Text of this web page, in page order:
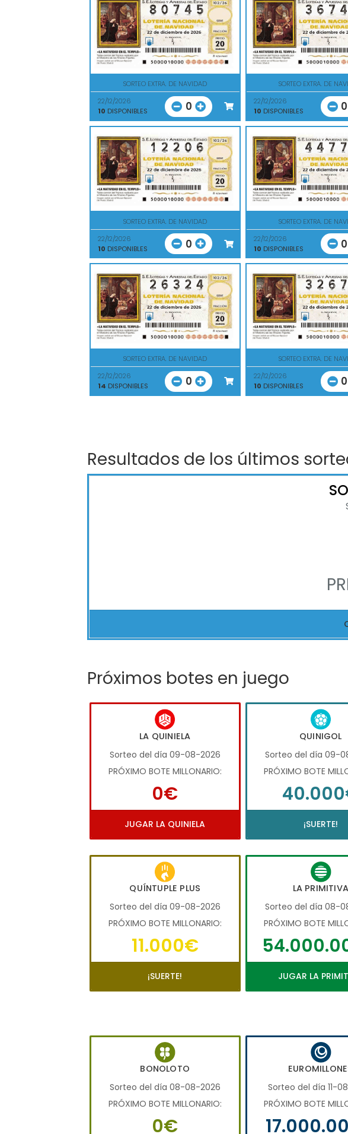
SORTEO EXTRA. DE NAVIDAD
22/12/2026
10 DISPONIBLES 0
SORTEO EXTRA. DE
22/12/2026
10 DISPONIBLES 0
SORTEO EXTRA. DE NAVIDAD
22/12/2026
10 DISPONIBLES 0
SORTEO EXTRA. DE
22/12/2026
10 DISPONIBLES 0
SORTEO EXTRA. DE NAVIDAD
22/12/2026
14 DISPONIBLES 0
SORTEO EXTRA. DE
22/12/2026
10 DISPONIBLES 0
Resultados de los últimos
Próximos botes en juego
LA QUINIELA
Sorteo del día 09-08-2026
PRÓXIMO BOTE MILLONARIO:
0€
JUGAR LA QUINIELA
QUINIGOL
Sorteo del día 09-
PRÓXIMO BOTE
¡SUERTE!
QUÍNTUPLE PLUS
Sorteo del día 09-08-2026
PRÓXIMO BOTE MILLONARIO:
11.000€
¡SUERTE!
LA PRIMITIVA
Sorteo del día 08-
PRÓXIMO BOTE
JUGAR LA
BONOLOTO
Sorteo del día 08-08-2026
PRÓXIMO BOTE MILLONARIO:
0€
Sorteo del día 11-
PRÓXIMO BOTE